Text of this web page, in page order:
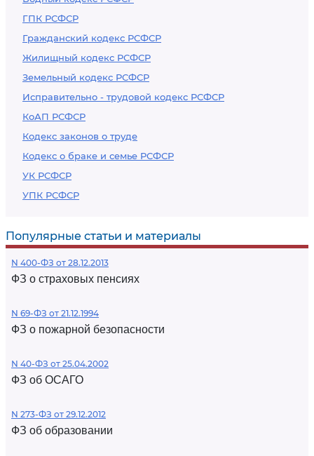
ГПК РСФСР
Гражданский кодекс РСФСР
Жилищный кодекс РСФСР
Земельный кодекс РСФСР
Исправительно - трудовой кодекс РСФСР
КоАП РСФСР
Кодекс законов о труде
Кодекс о браке и семье РСФСР
УК РСФСР
УПК РСФСР
Популярные статьи и материалы
N 400-ФЗ от 28.12.2013
ФЗ о страховых пенсиях
N 69-ФЗ от 21.12.1994
ФЗ о пожарной безопасности
N 40-ФЗ от 25.04.2002
ФЗ об ОСАГО
N 273-ФЗ от 29.12.2012
ФЗ об образовании